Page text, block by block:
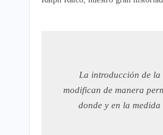
La introducción de la
modifican de manera
donde y en la